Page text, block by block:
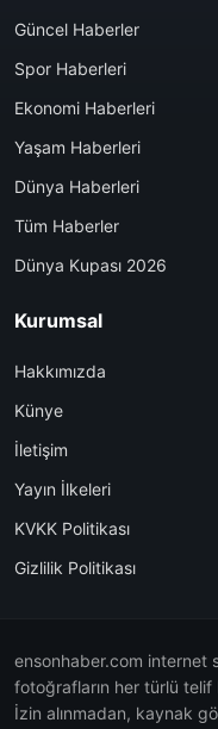
Güncel Haberler
Spor Haberleri
Ekonomi Haberleri
Yaşam Haberleri
Dünya Haberleri
Tüm Haberler
Dünya Kupası 2026
Kurumsal
Hakkımızda
Künye
İletişim
Yayın İlkeleri
KVKK Politikası
Gizlilik Politikası
ensonhaber.com internet
fotoğrafların her türlü telif
İzin alınmadan, kaynak